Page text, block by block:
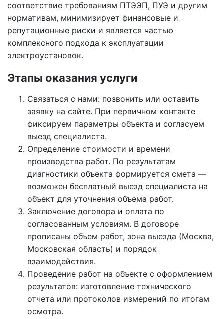
соответствие требованиям ПТЭЭП, ПУЭ и другим
нормативам, минимизирует финансовые и
репутационные риски и является частью
комплексного подхода к эксплуатации
электроустановок.
Этапы оказания услуги
Связаться с нами: позвонить или оставить
заявку на сайте. При первичном контакте
фиксируем параметры объекта и согласуем
выезд специалиста.
Определение стоимости и времени
производства работ. По результатам
диагностики объекта формируется смета —
возможен бесплатный выезд специалиста на
объект для уточнения объема работ.
Заключение договора и оплата по
согласованным условиям. В договоре
прописаны объем работ, зона выезда (Москва,
Московская область) и порядок
взаимодействия.
Проведение работ на объекте с оформлением
результатов: изготовление технического
отчета или протоколов измерений по итогам
осмотра.